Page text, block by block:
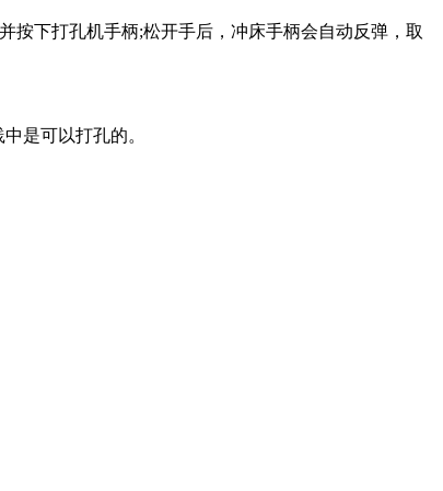
按下打孔机手柄;松开手后，冲床手柄会自动反弹，取
是可以打孔的。